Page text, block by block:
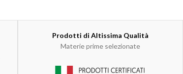
Prodotti di Altissima Qualità
Materie prime selezionate